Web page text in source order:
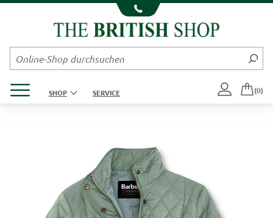
Kompletten Head der Seite überspringen
SHOP SERVICE (0)